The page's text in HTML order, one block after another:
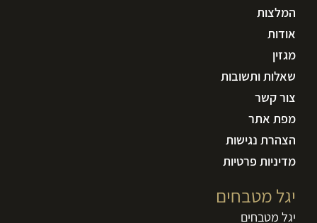
יגל מטבחים
יגל מטבחים
המלצות
אודות
מגזין
שאלות ותשובות
צור קשר
מפת אתר
הצהרת נגישות
מדיניות פרטיות